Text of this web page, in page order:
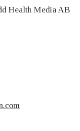
Health Media AB